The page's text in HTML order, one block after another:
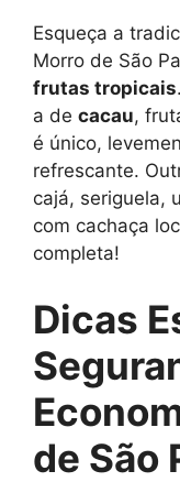
Esqueça a
Morro de São
frutas tropicais
a de cacau,
é único,
refrescante.
cajá, seriguela,
com cachaça
completa!
Dicas
de São